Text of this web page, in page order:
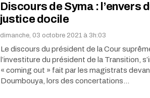
Discours de Syma : l’envers
justice docile
dimanche, 03 octobre 2021 à 3h:03
Le discours du président de la Cour
l’investiture du président de la Transition,
« coming out » fait par les magistrats
Doumbouya, lors des concertations…